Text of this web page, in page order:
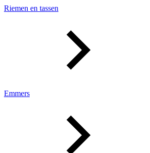
Riemen en tassen
Emmers